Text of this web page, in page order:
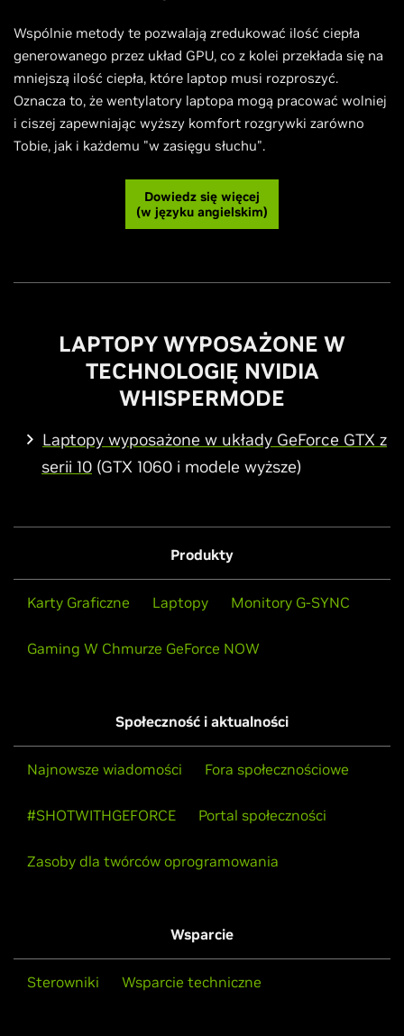
Wspólnie metody te pozwalają zredukować ilość ciepła
generowanego przez układ GPU, co z kolei przekłada się na
mniejszą ilość ciepła, które laptop musi rozproszyć.
Oznacza to, że wentylatory laptopa mogą pracować wolniej
i ciszej zapewniając wyższy komfort rozgrywki zarówno
Tobie, jak i każdemu "w zasięgu słuchu".
Dowiedz się więcej
(w języku angielskim)
LAPTOPY WYPOSAŻONE W
TECHNOLOGIĘ NVIDIA
WHISPERMODE
Laptopy wyposażone w układy GeForce GTX z
serii 10 (GTX 1060 i modele wyższe)
Produkty
Karty Graficzne Laptopy Monitory G-SYNC
Gaming W Chmurze GeForce NOW
Społeczność i aktualności
Najnowsze wiadomości Fora społecznościowe
#SHOTWITHGEFORCE Portal społeczności
Zasoby dla twórców oprogramowania
Wsparcie
Sterowniki Wsparcie techniczne